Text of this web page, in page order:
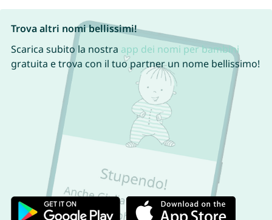
Trova altri nomi bellissimi!
Scarica subito la nostra app dei nomi per bambini
gratuita e trova con il tuo partner un nome bellissimo!